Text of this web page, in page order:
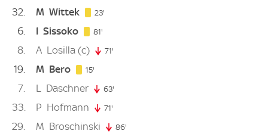
32
M Wittek 23'
6 I Sissoko 81'
8 A Losilla (c) 71'
19 M Bero 15'
7 L Daschner 63'
33 P Hofmann 71'
29 M Broschinski 86'